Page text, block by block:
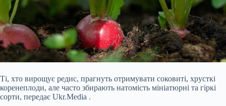
Ті, хто вирощує редис, прагнуть отримувати соковиті, хрусткі
коренеплоди, але часто збирають натомість мініатюрні та гіркі
сорти, передає Ukr.Media .